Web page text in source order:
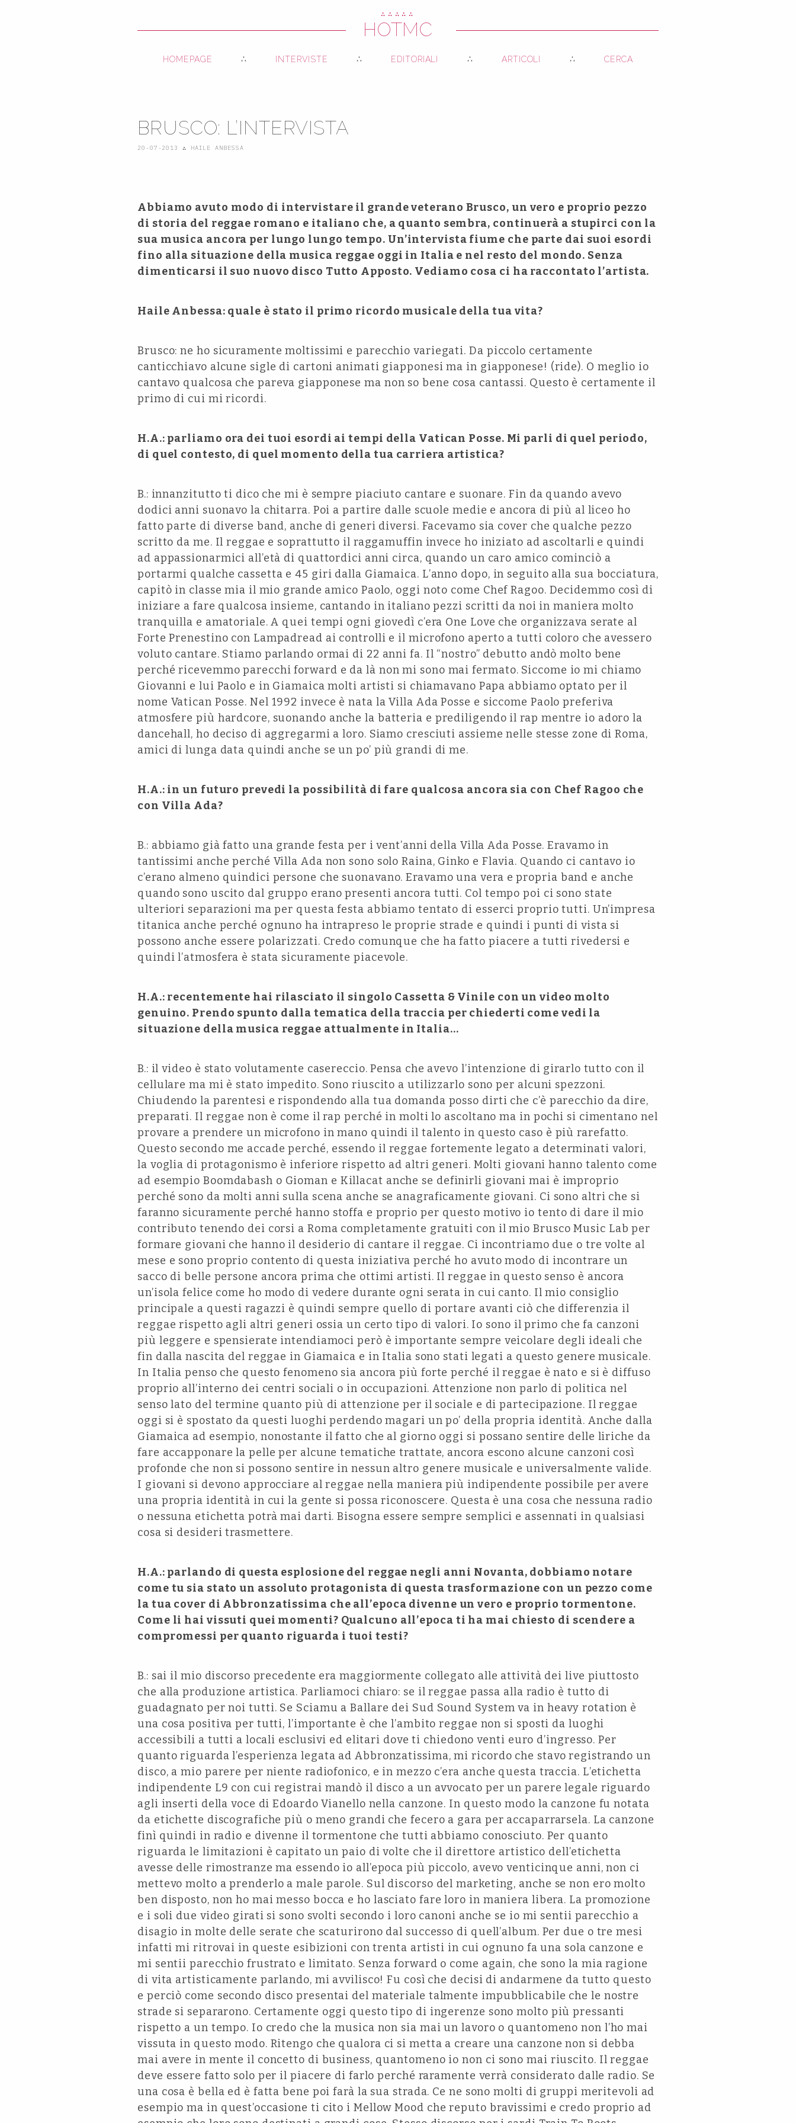
HOTMC
∴∴∴∴∴
HOMEPAGE INTERVISTE EDITORIALI ARTICOLI CERCA
BRUSCO: L’INTERVISTA
20-07-2013 ∴ HAILE ANBESSA
Abbiamo avuto modo di intervistare il grande veterano Brusco, un vero e proprio pezzo
di storia del reggae romano e italiano che, a quanto sembra, continuerà a stupirci con la
sua musica ancora per lungo lungo tempo. Un’intervista fiume che parte dai suoi esordi
fino alla situazione della musica reggae oggi in Italia e nel resto del mondo. Senza
dimenticarsi il suo nuovo disco Tutto Apposto. Vediamo cosa ci ha raccontato l’artista.
Haile Anbessa: quale è stato il primo ricordo musicale della tua vita?
Brusco: ne ho sicuramente moltissimi e parecchio variegati. Da piccolo certamente
canticchiavo alcune sigle di cartoni animati giapponesi ma in giapponese! (ride). O meglio io
cantavo qualcosa che pareva giapponese ma non so bene cosa cantassi. Questo è certamente il
primo di cui mi ricordi.
H.A.: parliamo ora dei tuoi esordi ai tempi della Vatican Posse. Mi parli di quel periodo,
di quel contesto, di quel momento della tua carriera artistica?
B.: innanzitutto ti dico che mi è sempre piaciuto cantare e suonare. Fin da quando avevo
dodici anni suonavo la chitarra. Poi a partire dalle scuole medie e ancora di più al liceo ho
fatto parte di diverse band, anche di generi diversi. Facevamo sia cover che qualche pezzo
scritto da me. Il reggae e soprattutto il raggamuffin invece ho iniziato ad ascoltarli e quindi
ad appassionarmici all’età di quattordici anni circa, quando un caro amico cominciò a
portarmi qualche cassetta e 45 giri dalla Giamaica. L’anno dopo, in seguito alla sua bocciatura,
capitò in classe mia il mio grande amico Paolo, oggi noto come Chef Ragoo. Decidemmo così di
iniziare a fare qualcosa insieme, cantando in italiano pezzi scritti da noi in maniera molto
tranquilla e amatoriale. A quei tempi ogni giovedì c’era One Love che organizzava serate al
Forte Prenestino con Lampadread ai controlli e il microfono aperto a tutti coloro che avessero
voluto cantare. Stiamo parlando ormai di 22 anni fa. Il “nostro” debutto andò molto bene
perché ricevemmo parecchi forward e da là non mi sono mai fermato. Siccome io mi chiamo
Giovanni e lui Paolo e in Giamaica molti artisti si chiamavano Papa abbiamo optato per il
nome Vatican Posse. Nel 1992 invece è nata la Villa Ada Posse e siccome Paolo preferiva
atmosfere più hardcore, suonando anche la batteria e prediligendo il rap mentre io adoro la
dancehall, ho deciso di aggregarmi a loro. Siamo cresciuti assieme nelle stesse zone di Roma,
amici di lunga data quindi anche se un po’ più grandi di me.
H.A.: in un futuro prevedi la possibilità di fare qualcosa ancora sia con Chef Ragoo che
con Villa Ada?
B.: abbiamo già fatto una grande festa per i vent’anni della Villa Ada Posse. Eravamo in
tantissimi anche perché Villa Ada non sono solo Raina, Ginko e Flavia. Quando ci cantavo io
c’erano almeno quindici persone che suonavano. Eravamo una vera e propria band e anche
quando sono uscito dal gruppo erano presenti ancora tutti. Col tempo poi ci sono state
ulteriori separazioni ma per questa festa abbiamo tentato di esserci proprio tutti. Un’impresa
titanica anche perché ognuno ha intrapreso le proprie strade e quindi i punti di vista si
possono anche essere polarizzati. Credo comunque che ha fatto piacere a tutti rivedersi e
quindi l’atmosfera è stata sicuramente piacevole.
H.A.: recentemente hai rilasciato il singolo Cassetta & Vinile con un video molto
genuino. Prendo spunto dalla tematica della traccia per chiederti come vedi la
situazione della musica reggae attualmente in Italia…
B.: il video è stato volutamente casereccio. Pensa che avevo l’intenzione di girarlo tutto con il
cellulare ma mi è stato impedito. Sono riuscito a utilizzarlo sono per alcuni spezzoni.
Chiudendo la parentesi e rispondendo alla tua domanda posso dirti che c’è parecchio da dire,
preparati. Il reggae non è come il rap perché in molti lo ascoltano ma in pochi si cimentano nel
provare a prendere un microfono in mano quindi il talento in questo caso è più rarefatto.
Questo secondo me accade perché, essendo il reggae fortemente legato a determinati valori,
la voglia di protagonismo è inferiore rispetto ad altri generi. Molti giovani hanno talento come
ad esempio Boomdabash o Gioman e Killacat anche se definirli giovani mai è improprio
perché sono da molti anni sulla scena anche se anagraficamente giovani. Ci sono altri che si
faranno sicuramente perché hanno stoffa e proprio per questo motivo io tento di dare il mio
contributo tenendo dei corsi a Roma completamente gratuiti con il mio Brusco Music Lab per
formare giovani che hanno il desiderio di cantare il reggae. Ci incontriamo due o tre volte al
mese e sono proprio contento di questa iniziativa perché ho avuto modo di incontrare un
sacco di belle persone ancora prima che ottimi artisti. Il reggae in questo senso è ancora
un’isola felice come ho modo di vedere durante ogni serata in cui canto. Il mio consiglio
principale a questi ragazzi è quindi sempre quello di portare avanti ciò che differenzia il
reggae rispetto agli altri generi ossia un certo tipo di valori. Io sono il primo che fa canzoni
più leggere e spensierate intendiamoci però è importante sempre veicolare degli ideali che
fin dalla nascita del reggae in Giamaica e in Italia sono stati legati a questo genere musicale.
In Italia penso che questo fenomeno sia ancora più forte perché il reggae è nato e si è diffuso
proprio all’interno dei centri sociali o in occupazioni. Attenzione non parlo di politica nel
senso lato del termine quanto più di attenzione per il sociale e di partecipazione. Il reggae
oggi si è spostato da questi luoghi perdendo magari un po’ della propria identità. Anche dalla
Giamaica ad esempio, nonostante il fatto che al giorno oggi si possano sentire delle liriche da
fare accapponare la pelle per alcune tematiche trattate, ancora escono alcune canzoni così
profonde che non si possono sentire in nessun altro genere musicale e universalmente valide.
I giovani si devono approcciare al reggae nella maniera più indipendente possibile per avere
una propria identità in cui la gente si possa riconoscere. Questa è una cosa che nessuna radio
o nessuna etichetta potrà mai darti. Bisogna essere sempre semplici e assennati in qualsiasi
cosa si desideri trasmettere.
H.A.: parlando di questa esplosione del reggae negli anni Novanta, dobbiamo notare
come tu sia stato un assoluto protagonista di questa trasformazione con un pezzo come
la tua cover di Abbronzatissima che all’epoca divenne un vero e proprio tormentone.
Come li hai vissuti quei momenti? Qualcuno all’epoca ti ha mai chiesto di scendere a
compromessi per quanto riguarda i tuoi testi?
B.: sai il mio discorso precedente era maggiormente collegato alle attività dei live piuttosto
che alla produzione artistica. Parliamoci chiaro: se il reggae passa alla radio è tutto di
guadagnato per noi tutti. Se Sciamu a Ballare dei Sud Sound System va in heavy rotation è
una cosa positiva per tutti, l’importante è che l’ambito reggae non si sposti da luoghi
accessibili a tutti a locali esclusivi ed elitari dove ti chiedono venti euro d’ingresso. Per
quanto riguarda l’esperienza legata ad Abbronzatissima, mi ricordo che stavo registrando un
disco, a mio parere per niente radiofonico, e in mezzo c’era anche questa traccia. L’etichetta
indipendente L9 con cui registrai mandò il disco a un avvocato per un parere legale riguardo
agli inserti della voce di Edoardo Vianello nella canzone. In questo modo la canzone fu notata
da etichette discografiche più o meno grandi che fecero a gara per accaparrarsela. La canzone
finì quindi in radio e divenne il tormentone che tutti abbiamo conosciuto. Per quanto
riguarda le limitazioni è capitato un paio di volte che il direttore artistico dell’etichetta
avesse delle rimostranze ma essendo io all’epoca più piccolo, avevo venticinque anni, non ci
mettevo molto a prenderlo a male parole. Sul discorso del marketing, anche se non ero molto
ben disposto, non ho mai messo bocca e ho lasciato fare loro in maniera libera. La promozione
e i soli due video girati si sono svolti secondo i loro canoni anche se io mi sentii parecchio a
disagio in molte delle serate che scaturirono dal successo di quell’album. Per due o tre mesi
infatti mi ritrovai in queste esibizioni con trenta artisti in cui ognuno fa una sola canzone e
mi sentii parecchio frustrato e limitato. Senza forward o come again, che sono la mia ragione
di vita artisticamente parlando, mi avvilisco! Fu così che decisi di andarmene da tutto questo
e perciò come secondo disco presentai del materiale talmente impubblicabile che le nostre
strade si separarono. Certamente oggi questo tipo di ingerenze sono molto più pressanti
rispetto a un tempo. Io credo che la musica non sia mai un lavoro o quantomeno non l’ho mai
vissuta in questo modo. Ritengo che qualora ci si metta a creare una canzone non si debba
mai avere in mente il concetto di business, quantomeno io non ci sono mai riuscito. Il reggae
deve essere fatto solo per il piacere di farlo perché raramente verrà considerato dalle radio. Se
una cosa è bella ed è fatta bene poi farà la sua strada. Ce ne sono molti di gruppi meritevoli ad
esempio ma in quest’occasione ti cito i Mellow Mood che reputo bravissimi e credo proprio ad